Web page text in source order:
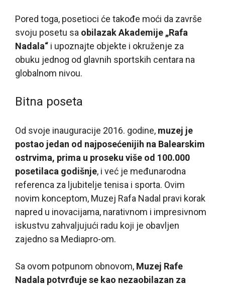
Pored toga, posetioci će takođe moći da završe
svoju posetu sa obilazak Akademije „Rafa
Nadala“ i upoznajte objekte i okruženje za
obuku jednog od glavnih sportskih centara na
globalnom nivou.
Bitna poseta
Od svoje inauguracije 2016. godine, muzej je
postao jedan od najposećenijih na Balearskim
ostrvima, prima u proseku više od 100.000
posetilaca godišnje, i već je međunarodna
referenca za ljubitelje tenisa i sporta. Ovim
novim konceptom, Muzej Rafa Nadal pravi korak
napred u inovacijama, narativnom i impresivnom
iskustvu zahvaljujući radu koji je obavljen
zajedno sa Mediapro-om.
Sa ovom potpunom obnovom, Muzej Rafe
Nadala potvrđuje se kao nezaobilazan za